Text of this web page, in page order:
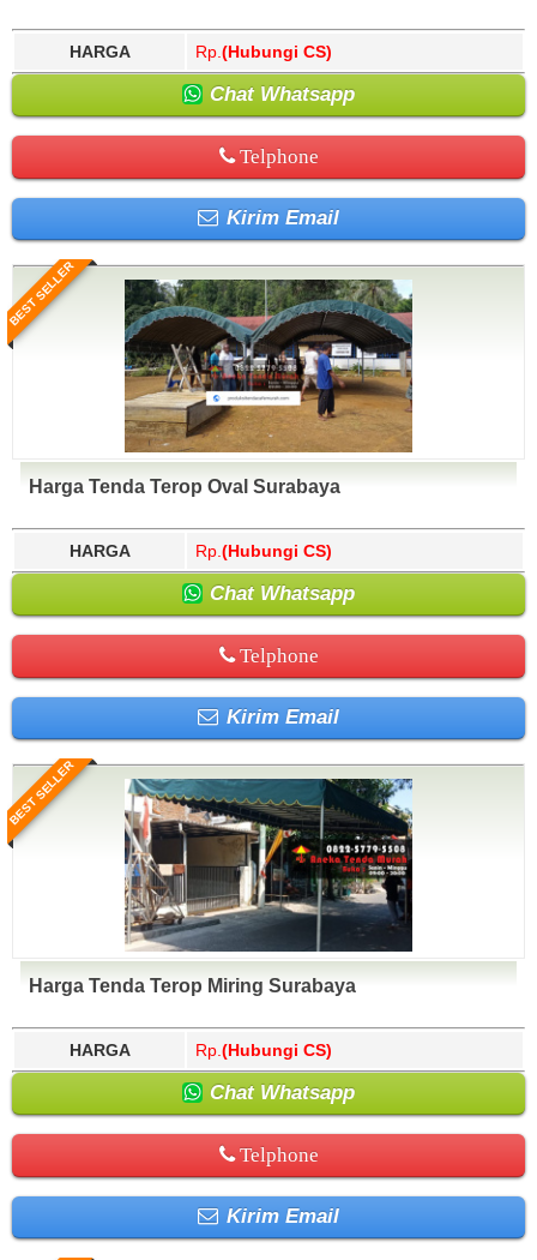
HARGA Rp. (Hubungi CS)
Chat Whatsapp
Telphone
Kirim Email
BEST SELLER
Harga Tenda Terop Oval Surabaya
HARGA Rp. (Hubungi CS)
Chat Whatsapp
Telphone
Kirim Email
BEST SELLER
Harga Tenda Terop Miring Surabaya
HARGA Rp. (Hubungi CS)
Chat Whatsapp
Telphone
Kirim Email